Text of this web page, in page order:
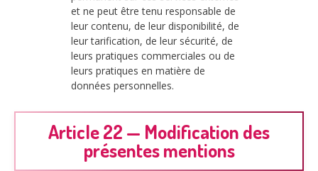
et ne peut être tenu responsable de
leur contenu, de leur disponibilité, de
leur tarification, de leur sécurité, de
leurs pratiques commerciales ou de
leurs pratiques en matière de
données personnelles.
Article 22 — Modification des
présentes mentions